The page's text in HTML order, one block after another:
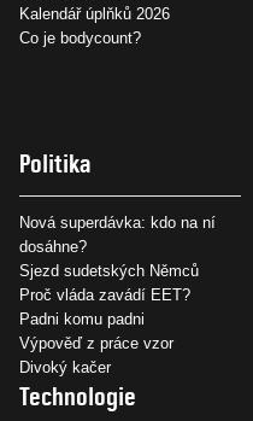
Kalendář úplňků 2026
Co je bodycount?
Politika
Nová superdávka: kdo na ní
dosáhne?
Sjezd sudetských Němců
Proč vláda zavádí EET?
Padni komu padni
Výpověď z práce vzor
Divoký kačer
Technologie